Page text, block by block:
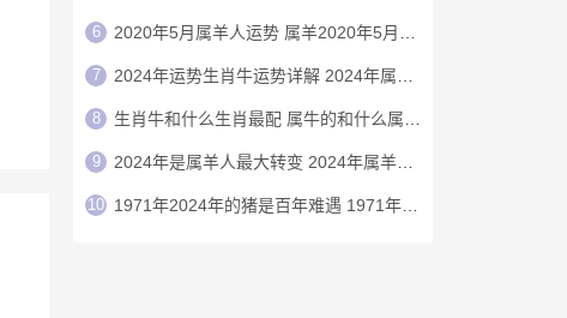
6 2020年5月属羊人运势 属羊2020年5月运程
7 2024年运势生肖牛运势详解 2024年属牛人的全年运势详解
8 生肖牛和什么生肖最配 属牛的和什么属相最配
9 2024年是属羊人最大转变 2024年属羊人的全年运势
10 1971年2024年的猪是百年难遇 1971年2024年属猪人运势